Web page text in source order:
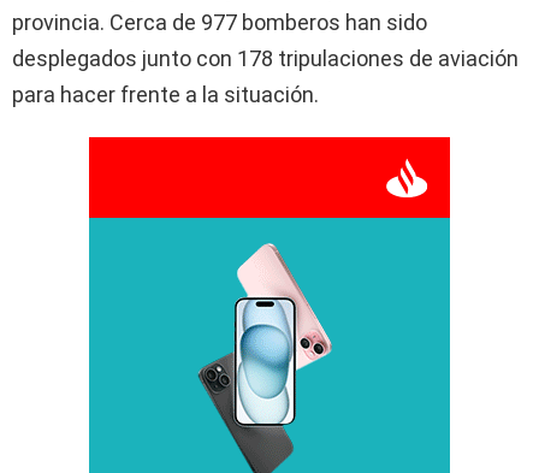
provincia. Cerca de 977 bomberos han sido
desplegados junto con 178 tripulaciones de aviación
para hacer frente a la situación.